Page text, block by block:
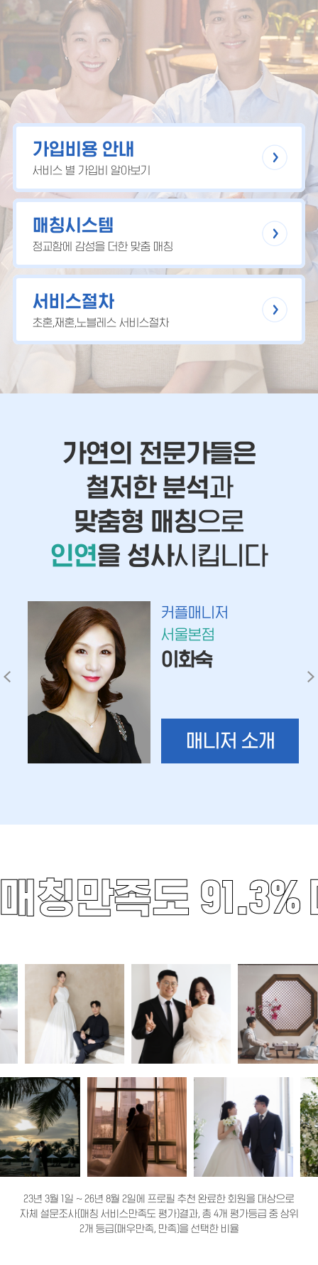
가입비용 안내
서비스 별 가입비 알아보기
매칭시스템
정교함에 감성을 더한 맞춤 매칭
서비스절차
초혼,재혼,노블레스 서비스절차
가연의 전문가들은
철저한 분석과
맞춤형 매칭으로
인연을 성사시킵니다
커플매니저
서울본점
이화숙
매니저 소개
칭만족도 91.3%
23년 3월 1일 ~ 26년 8월 2일에 프로필 추천 완료한 회원을 대상으로
자체 설문조사(매칭 서비스만족도 평가)결과, 총 4개 평가등급 중 상위
2개 등급(매우만족, 만족)을 선택한 비율